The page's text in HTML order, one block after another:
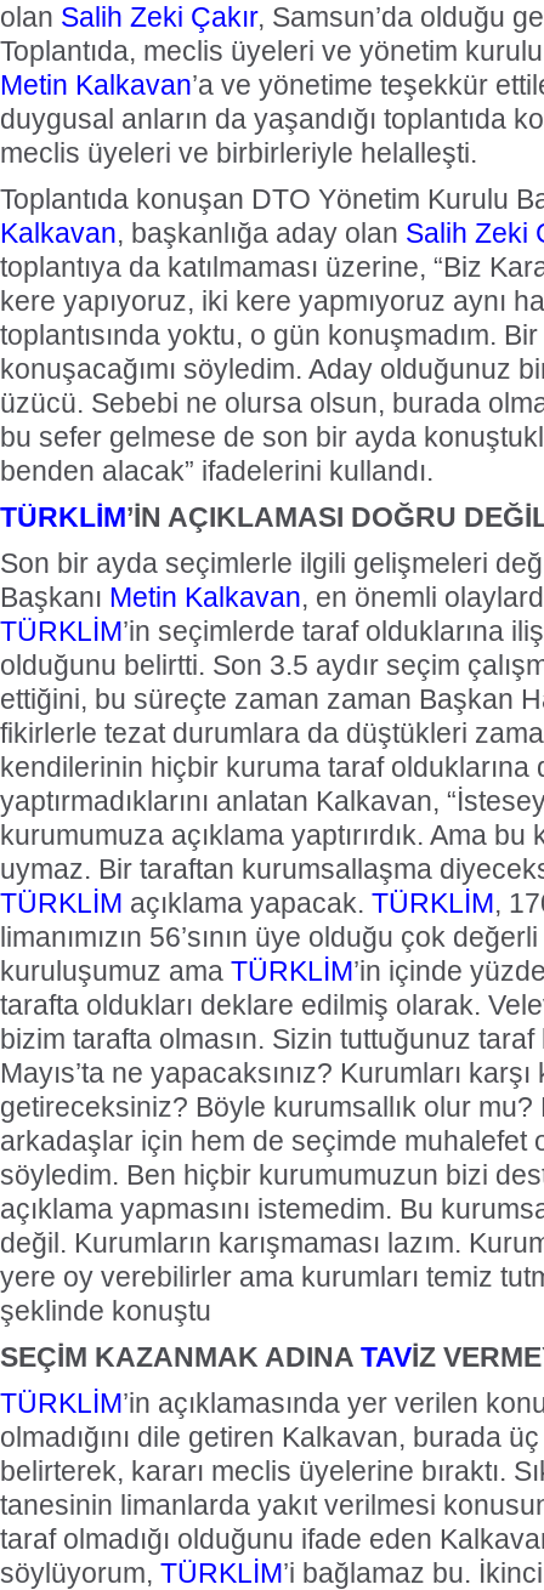
olan Salih Zeki Çakır, Samsun’da olduğu
Toplantıda, meclis üyeleri ve yönetim
Metin Kalkavan’a ve yönetime teşekkür
duygusal anların da yaşandığı toplantıda
meclis üyeleri ve birbirleriyle helalleşti.
Toplantıda konuşan DTO Yönetim Kurulu
Kalkavan, başkanlığa aday olan Salih Zeki
toplantıya da katılmaması üzerine, “Biz
kere yapıyoruz, iki kere yapmıyoruz aynı
toplantısında yoktu, o gün konuşmadım.
konuşacağımı söyledim. Aday olduğunuz
üzücü. Sebebi ne olursa olsun, burada
bu sefer gelmese de son bir ayda
benden alacak” ifadelerini kullandı.
TÜRKLİM’İN AÇIKLAMASI DOĞRU
Son bir ayda seçimlerle ilgili gelişmeleri
Başkanı Metin Kalkavan, en önemli
TÜRKLİM’in seçimlerde taraf olduklarına
olduğunu belirtti. Son 3.5 aydır seçim
ettiğini, bu süreçte zaman zaman Başkan
fikirlerle tezat durumlara da düştükleri
kendilerinin hiçbir kuruma taraf olduklarına
yaptırmadıklarını anlatan Kalkavan,
kurumumuza açıklama yaptırırdık. Ama
uymaz. Bir taraftan kurumsallaşma
TÜRKLİM açıklama yapacak. TÜRKLİM,
limanımızın 56’sının üye olduğu çok
kuruluşumuz ama TÜRKLİM’in içinde
tarafta oldukları deklare edilmiş olarak.
bizim tarafta olmasın. Sizin tuttuğunuz taraf
Mayıs’ta ne yapacaksınız? Kurumları karşı
getireceksiniz? Böyle kurumsallık olur
arkadaşlar için hem de seçimde muhalefet
söyledim. Ben hiçbir kurumumuzun bizi
açıklama yapmasını istemedim. Bu
değil. Kurumların karışmaması lazım.
yere oy verebilirler ama kurumları temiz
şeklinde konuştu
SEÇİM KAZANMAK ADINA TAVİZ
TÜRKLİM’in açıklamasında yer verilen
olmadığını dile getiren Kalkavan, burada üç
belirterek, kararı meclis üyelerine bıraktı.
tanesinin limanlarda yakıt verilmesi
taraf olmadığı olduğunu ifade eden
söylüyorum, TÜRKLİM’i bağlamaz bu.